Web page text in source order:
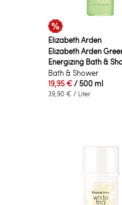
Elizabeth Arden
Elizabeth Arden
Energizing Bath &
Bath & Shower
19,95 €/ 500 ml
39,90 € / Liter